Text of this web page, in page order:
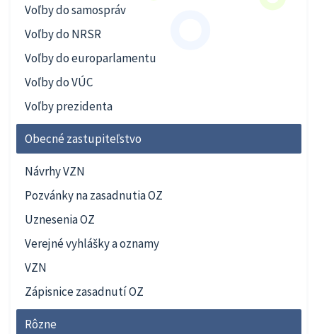
Voľby do samospráv
Voľby do NRSR
Voľby do europarlamentu
Voľby do VÚC
Voľby prezidenta
Obecné zastupiteľstvo
Návrhy VZN
Pozvánky na zasadnutia OZ
Uznesenia OZ
Verejné vyhlášky a oznamy
VZN
Zápisnice zasadnutí OZ
Rôzne